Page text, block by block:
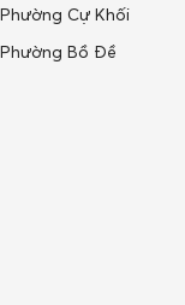
Phường Cự Khối
Phường Bồ Đề